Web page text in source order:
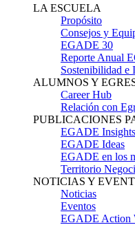
LA ESCUELA
Propósito
Consejos y
EGADE 30
Reporte Anual
Sostenibilidad e
ALUMNOS Y
Career Hub
Relación con
PUBLICACIONES
EGADE Insights
EGADE Ideas
EGADE en los
Territorio
NOTICIAS Y
Noticias
Eventos
EGADE Action